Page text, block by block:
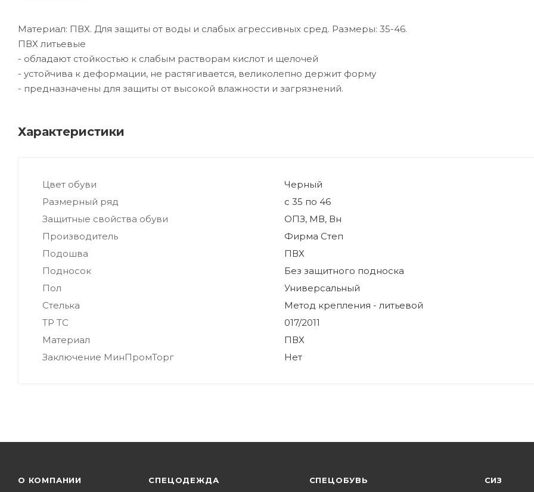
Материал: ПВХ. Для защиты от воды и слабых агрессивных сред. Размеры: 35-46.
ПВХ литьевые
- обладают стойкостью к слабым растворам кислот и щелочей
- устойчива к деформации, не растягивается, великолепно держит форму
- предназначены для защиты от высокой влажности и загрязнений.
Характеристики
Цвет обуви
Черный
Размерный ряд
с 35 по 46
Защитные свойства обуви
ОПЗ, МВ, Вн
Производитель
Фирма Степ
Подошва
ПВХ
Подносок
Без защитного подноска
Пол
Универсальный
Стелька
Метод крепления - литьевой
ТР ТС
017/2011
Материал
ПВХ
Заключение МинПромТорг
Нет
О КОМПАНИИ СПЕЦОДЕЖДА CПЕЦОБУВЬ СИЗ